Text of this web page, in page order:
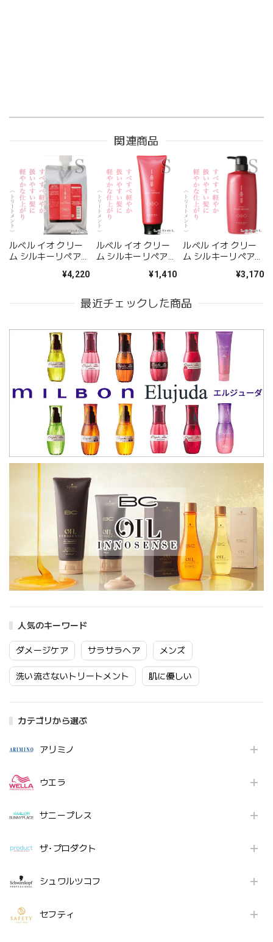
人気のキーワード
ダメージケア サラサラヘア メンズ
洗い流さないトリートメント 肌に優しい
カテゴリから選ぶ
アリミノ
ウエラ
サニープレス
ザ･プロダクト
シュワルツコフ
セフティ
関連商品
ルベル イオ クリー
ム シルキーリペア
1000ml（レフィ¥4,220
ルベル イオ クリー
ム シルキーリペア
¥1,410
ルベル イオ クリー
ム シルキーリペア
¥3,170
最近チェックした商品